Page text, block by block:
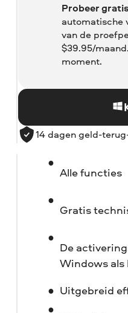
Probeer
automatische
van de
$39.95/
moment.
14 dagen geld-
Alle functies
Gratis
De
Windows als
Uitgebreid